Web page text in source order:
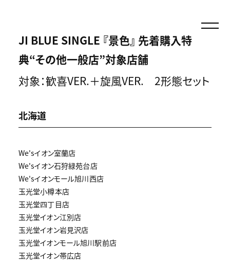
JI BLUE SINGLE 『景色』 先着購入特
典“その他一般店”対象店舗
対象：歓喜VER.＋旋風VER. 2形態セット
北海道
We'sイオン室蘭店
We'sイオン石狩緑苑台店
We'sイオンモール旭川西店
玉光堂小樽本店
玉光堂四丁目店
玉光堂イオン江別店
玉光堂イオン岩見沢店
玉光堂イオンモール旭川駅前店
玉光堂イオン帯広店